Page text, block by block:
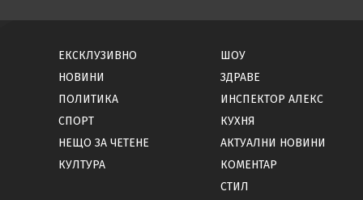
ЕКСКЛУЗИВНО
НОВИНИ
ПОЛИТИКА
СПОРТ
НЕЩО ЗА ЧЕТЕНЕ
КУЛТУРА
ШОУ
ЗДРАВЕ
ИНСПЕКТОР АЛЕКС
КУХНЯ
АКТУАЛНИ НОВИНИ
КОМЕНТАР
СТИЛ